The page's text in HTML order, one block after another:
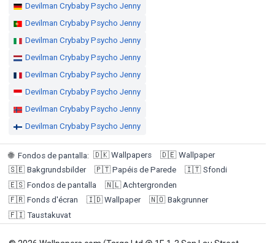
Devilman Crybaby Psycho Jenny
Devilman Crybaby Psycho Jenny
Devilman Crybaby Psycho Jenny
Devilman Crybaby Psycho Jenny
Devilman Crybaby Psycho Jenny
Devilman Crybaby Psycho Jenny
Devilman Crybaby Psycho Jenny
Devilman Crybaby Psycho Jenny
🌐 Fondos de pantalla: 🇩🇰 Wallpapers 🇩🇪 Wallpaper
🇸🇪 Bakgrundsbilder 🇵🇹 Papéis de Parede 🇮🇹 Sfondi
🇪🇸 Fondos de pantalla 🇳🇱 Achtergronden
🇫🇷 Fonds d'écran 🇮🇩 Wallpaper 🇳🇴 Bakgrunner
🇫🇮 Taustakuvat